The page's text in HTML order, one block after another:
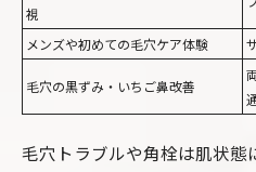
視
メンズや初めての毛穴ケア体験
毛穴の黒ずみ・いちご鼻改善
毛穴トラブルや角栓は肌状態